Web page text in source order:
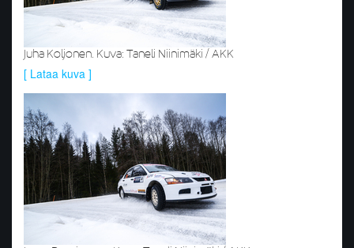
Juha Koljonen. Kuva: Taneli Niinimäki / AKK
[ Lataa kuva ]